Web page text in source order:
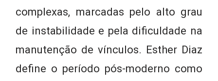
complexas, marcadas pelo alto grau
de instabilidade e pela dificuldade na
manutenção de vínculos. Esther Diaz
define o período pós-moderno como